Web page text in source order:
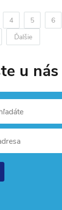
4 5 6
Ďalšie
u